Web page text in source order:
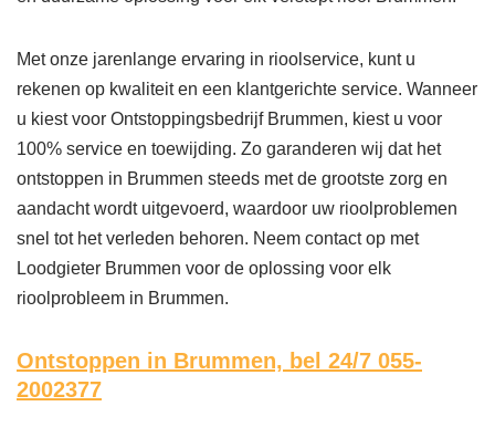
Met onze jarenlange ervaring in rioolservice, kunt u
rekenen op kwaliteit en een klantgerichte service. Wanneer
u kiest voor Ontstoppingsbedrijf Brummen, kiest u voor
100% service en toewijding. Zo garanderen wij dat het
ontstoppen in Brummen steeds met de grootste zorg en
aandacht wordt uitgevoerd, waardoor uw rioolproblemen
snel tot het verleden behoren. Neem contact op met
Loodgieter Brummen voor de oplossing voor elk
rioolprobleem in Brummen.
Ontstoppen in Brummen, bel 24/7 055-
2002377